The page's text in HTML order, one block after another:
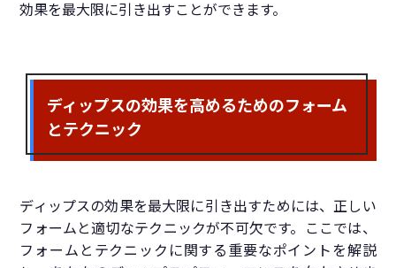
効果を最大限に引き出すことができます。
ディップスの効果を高めるためのフォーム
とテクニック
ディップスの効果を最大限に引き出すためには、正しい
フォームと適切なテクニックが不可欠です。ここでは、
フォームとテクニックに関する重要なポイントを解説